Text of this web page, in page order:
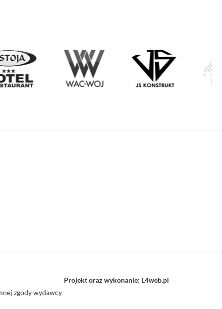
zgody wydawcy
Projekt oraz wykonanie: L4web.pl